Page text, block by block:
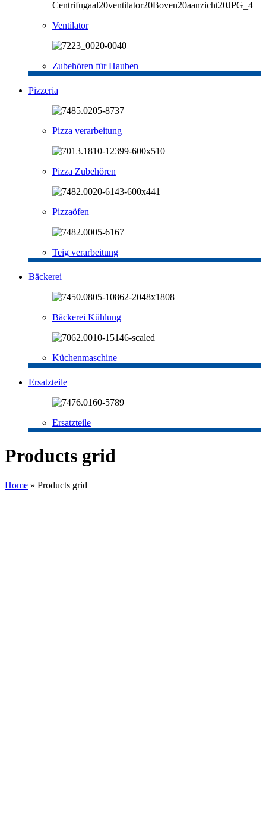
Ventilator
Zubehören für Hauben
Pizzeria
Pizza verarbeitung
Pizza Zubehören
Pizzaöfen
Teig verarbeitung
Bäckerei
Bäckerei Kühlung
Küchenmaschine
Ersatzteile
Ersatzteile
Products grid
Home » Products grid